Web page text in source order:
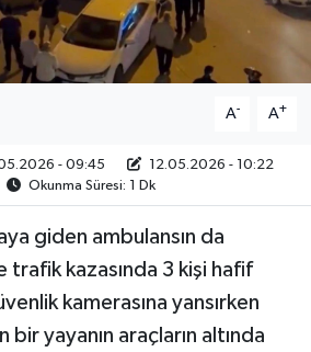
A- A+
- 09:45
12.05.2026 - 10:22
Okunma Süresi: 1 Dk
giden ambulansın da
trafik kazasında 3 kişi hafif
kamerasına yansırken
bir yayanın araçların altında